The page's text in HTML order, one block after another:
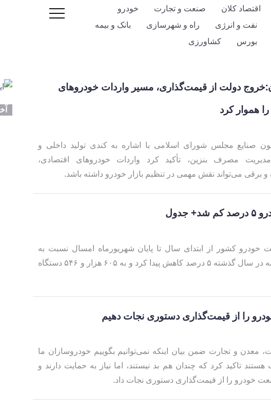
اقتصاد کلان صنعت و تجارت
خودرو
نفت و انرژی
راه و شهرسازی
بانک و بیمه
بورس
کشاورزی
دولت از قیمت‌گذاری، مسیر واردات خودروهای
هموار کرد
صنایع مجلس شورای اسلامی با اشاره به کندی تولید داخلی و
مصرف بنزین، تأکید کرد واردات خودروهای اقتصادی،
می‌تواند نقش مهمی در تنظیم بازار خودرو داشته باشد.
جدول
خودرو کشور از ابتدای سال تا پایان شهریورماه امسال نسبت به
مدت مشابه در سال گذشته ۵ درصد کاهش پیدا کرد و به ۶۰۵ هزار و ۵۴۶ دستگاه
را از قیمت‌گذاری دستوری نجات دهیم
معدن و تجارت ضمن بیان اینکه نمی‌توانیم بگوییم خودروسازان ما
تاکید کرد که چندان هم بد نیستند، اما نیاز به حمایت دارند و
خودرو را از قیمت‌گذاری دستوری نجات داد.